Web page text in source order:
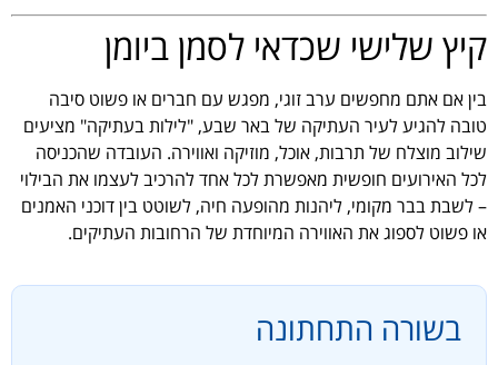
קיץ שלישי שכדאי לסמן ביומן
בין אם אתם מחפשים ערב זוגי, מפגש עם חברים או פשוט סיבה
טובה להגיע לעיר העתיקה של באר שבע, "לילות בעתיקה" מציעים
שילוב מוצלח של תרבות, אוכל, מוזיקה ואווירה. העובדה שהכניסה
לכל האירועים חופשית מאפשרת לכל אחד להרכיב לעצמו את הבילוי
– לשבת בבר מקומי, ליהנות מהופעה חיה, לשוטט בין דוכני האמנים
או פשוט לספוג את האווירה המיוחדת של הרחובות העתיקים.
בשורה התחתונה